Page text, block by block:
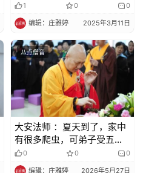
1 0 0
编辑：庄雅婷 2025年3月11日
八点僧音
大安法师 ：夏天到了，家中
有很多爬虫，可弟子受五戒
不杀生，对此不知怎么办？
0 0 0
编辑：庄雅婷 2026年5月27日